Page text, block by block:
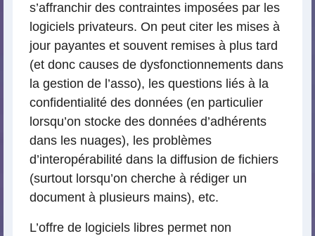
s’affranchir des contraintes imposées par les
logiciels privateurs. On peut citer les mises à
jour payantes et souvent remises à plus tard
(et donc causes de dysfonctionnements dans
la gestion de l’asso), les questions liés à la
confidentialité des données (en particulier
lorsqu’on stocke des données d’adhérents
dans les nuages), les problèmes
d’interopérabilité dans la diffusion de fichiers
(surtout lorsqu’on cherche à rédiger un
document à plusieurs mains), etc.
L’offre de logiciels libres permet non